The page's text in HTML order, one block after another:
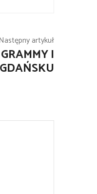
artykuł
I